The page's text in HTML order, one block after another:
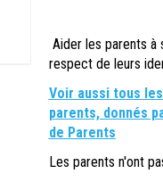
Aider les parents
respect de leurs
Voir aussi tous
parents, donnés
de Parents
Les parents n'ont